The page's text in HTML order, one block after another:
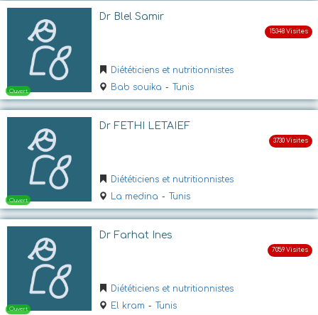
Ouvert
Ouvert
Dr Blel Samir
Diététiciens et nutritionnistes
Bab souika - Tunis
Dr FETHI LETAIEF
Diététiciens et nutritionnistes
La medina - Tunis
Dr Farhat Ines
Diététiciens et nutritionnistes
El kram - Tunis